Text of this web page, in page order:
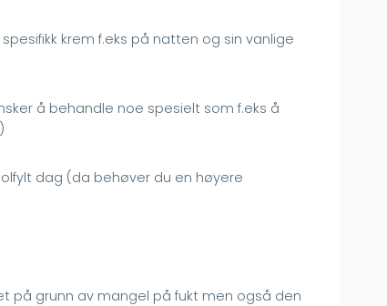
krem f.eks på natten og sin vanlige
å behandle noe spesielt som f.eks å
dag (da behøver du en høyere
på grunn av mangel på fukt men også den